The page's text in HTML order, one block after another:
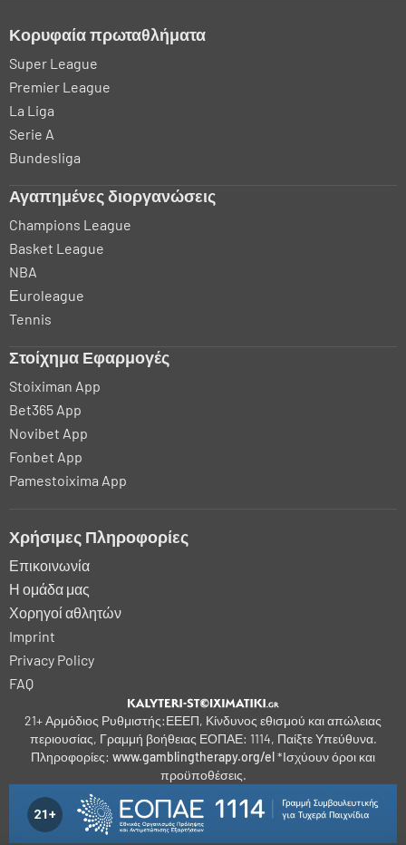
Κορυφαία πρωταθλήματα
Super League
Premier League
La Liga
Serie A
Bundesliga
Αγαπημένες διοργανώσεις
Champions League
Basket League
NBA
Εuroleague
Tennis
Στοίχημα Εφαρμογές
Stoiximan App
Bet365 App
Novibet App
Fonbet App
Pamestoixima App
Χρήσιμες Πληροφορίες
Επικοινωνία
Η ομάδα μας
Χορηγοί αθλητών
Imprint
Privacy Policy
FAQ
21+ Αρμόδιος Ρυθμιστής:ΕΕΕΠ, Κίνδυνος εθισμού και απώλειας
περιουσίας, Γραμμή βοήθειας ΕΟΠΑΕ: 1114, Παίξτε Υπεύθυνα.
Πληροφορίες: www.gamblingtherapy.org/el*Ισχύουν όροι και
προϋποθέσεις.